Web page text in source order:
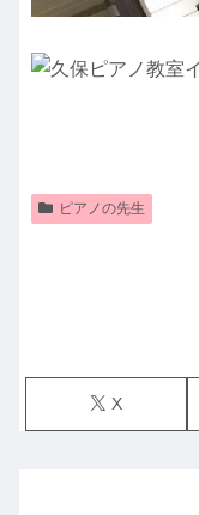
ピアノの先生
X